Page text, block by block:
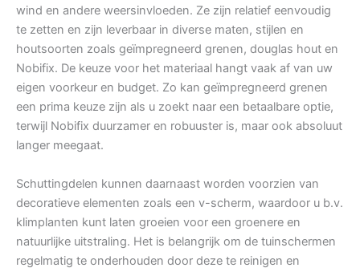
wind en andere weersinvloeden. Ze zijn relatief eenvoudig
te zetten en zijn leverbaar in diverse maten, stijlen en
houtsoorten zoals geïmpregneerd grenen, douglas hout en
Nobifix. De keuze voor het materiaal hangt vaak af van uw
eigen voorkeur en budget. Zo kan geïmpregneerd grenen
een prima keuze zijn als u zoekt naar een betaalbare optie,
terwijl Nobifix duurzamer en robuuster is, maar ook absoluut
langer meegaat.
Schuttingdelen kunnen daarnaast worden voorzien van
decoratieve elementen zoals een v-scherm, waardoor u b.v.
klimplanten kunt laten groeien voor een groenere en
natuurlijke uitstraling. Het is belangrijk om de tuinschermen
regelmatig te onderhouden door deze te reinigen en